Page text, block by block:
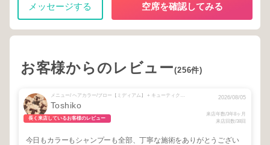
メッセージする 空席を確認してみる
お客様からのレビュー(256件)
メニュー/ ヘアカラー/ブロー【ミディアム】 + キューティクル強化トリートメント + rezoトリートメント
Toshiko
長く来店しているお客様のレビュー
2026/08/05
来店年数/3年8ヶ月
来店回数/38回
今日もカラーもシャンプーも全部、丁寧な施術をありがとうござい